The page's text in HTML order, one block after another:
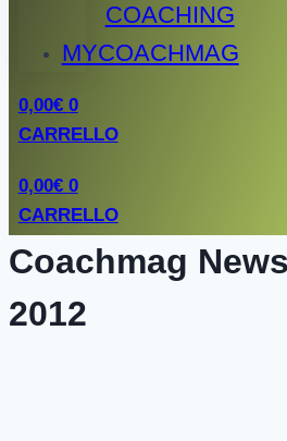
COACHING
MYCOACHMAG
0,00€ 0
CARRELLO
0,00€ 0
CARRELLO
Coachmag
2012